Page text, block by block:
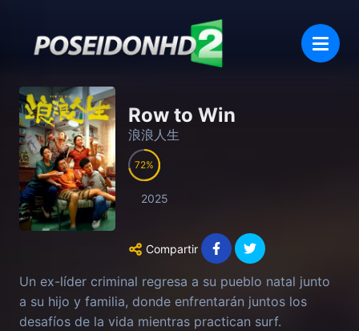
Row to Win
浪浪人生
72
2025
Compartir
Un ex-líder criminal regresa a su pueblo natal junto
a su hijo y familia, donde enfrentarán juntos los
desafíos de la vida mientras practican surf.